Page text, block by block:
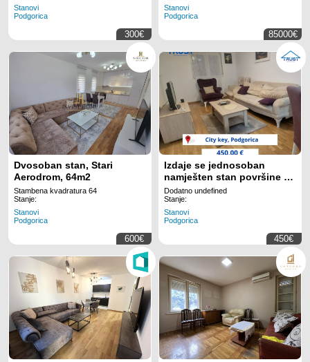
Stanovi
Podgorica
300€
Stanovi
Podgorica
85000€
Dvosoban stan, Stari
Aerodrom, 64m2
Stambena kvadratura 64
Stanje:
Stanovi
Podgorica
600€
Izdaje se jednosoban
namješten stan površine 45
m!
Dodatno undefined
Stanje:
Stanovi
Podgorica
450€